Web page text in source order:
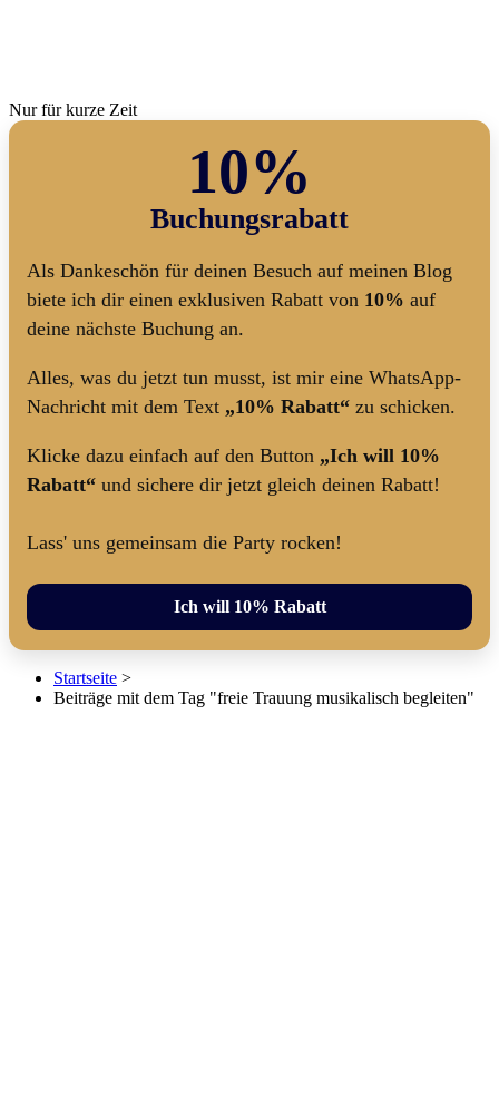
Nur für kurze Zeit
10%
Buchungsrabatt
Als Dankeschön für deinen Besuch auf meinen Blog
biete ich dir einen exklusiven Rabatt von 10% auf
deine nächste Buchung an.
Alles, was du jetzt tun musst, ist mir eine WhatsApp-
Nachricht mit dem Text „10% Rabatt“ zu schicken.
Klicke dazu einfach auf den Button „Ich will 10%
Rabatt“ und sichere dir jetzt gleich deinen Rabatt!
Lass' uns gemeinsam die Party rocken!
Ich will 10% Rabatt
Startseite >
Beiträge mit dem Tag "freie Trauung musikalisch begleiten"